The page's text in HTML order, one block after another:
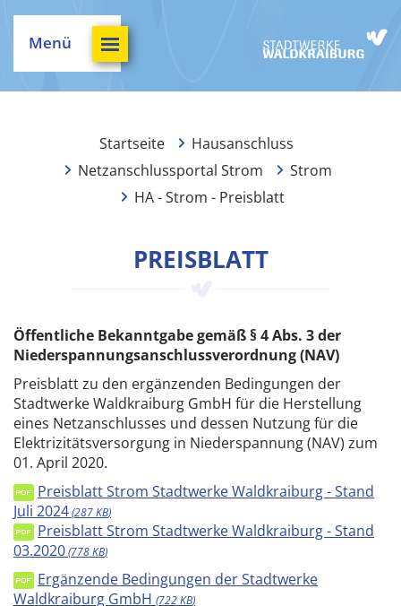
Menü
Startseite
Hausanschluss
Netzanschlussportal Strom
Strom
HA - Strom - Preisblatt
PREISBLATT
Öffentliche Bekanntgabe gemäß § 4 Abs. 3 der
Niederspannungsanschlussverordnung (NAV)
Preisblatt zu den ergänzenden Bedingungen der
Stadtwerke Waldkraiburg GmbH für die Herstellung
eines Netzanschlusses und dessen Nutzung für die
Elektrizitätsversorgung in Niederspannung (NAV) zum
01. April 2020.
Preisblatt Strom Stadtwerke Waldkraiburg - Stand
Juli 2024 287 KB
Preisblatt Strom Stadtwerke Waldkraiburg - Stand
03.2020​​ 778 KB
Ergänzende Bedingungen der Stadtwerke
Waldkraiburg GmbH 722 KB